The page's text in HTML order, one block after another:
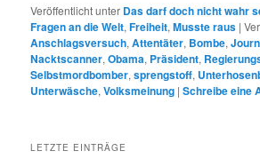
Veröffentlicht unter Das darf doch nicht wahr
Fragen an die Welt,Freiheit,Musste raus |
Anschlagsversuch,Attentäter, Bombe,
Nacktscanner,Obama, Präsident,
Selbstmordbomber,sprengstoff,
Unterwäsche,Volksmeinung |Schreibe eine
LETZTE EINTRÄGE